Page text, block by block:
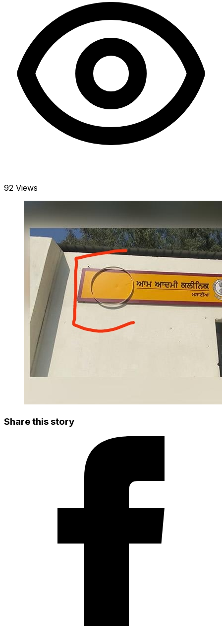
92 Views
Share this story